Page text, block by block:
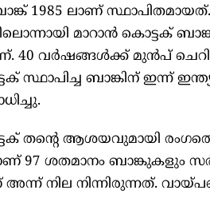
1985 ലാണ്
മാറാൻ കൊട്ടക്
40 വർഷങ്ങൾക്ക് മുൻപ്
സ്ഥാപിച്ച ബാങ്കിന് ഇന്ന്
തന്റെ ആശയവുമായി
97 ശതമാനം ബാങ്കുകളും
അന്ന് നില നിന്നിരുന്നത്.